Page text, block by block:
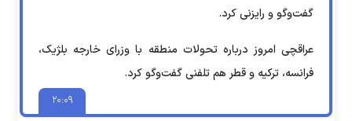
۲۰:۰۹
گفت‌وگو و رایزنی کرد.
عراقچی امروز درباره تحولات منطقه با وزرای خارجه بلژیک،
فرانسه، ترکیه و قطر هم تلفنی گفت‌وگو کرد.